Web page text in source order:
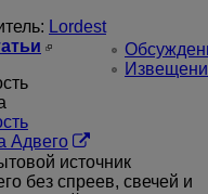
Lordest
Адвего
источник
без спреев, свечей и